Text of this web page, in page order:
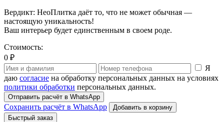
Вердикт: НеоПлитка даёт то, что не может обычная —
настоящую уникальность!
Ваш интерьер будет единственным в своем роде.
Стоимость:
0 ₽
Я
даю согласие на обработку персональных данных на условиях
политики обработки персональных данных.
Отправить расчёт в WhatsApp
Сохранить расчёт в WhatsApp
Добавить в корзину
Быстрый заказ